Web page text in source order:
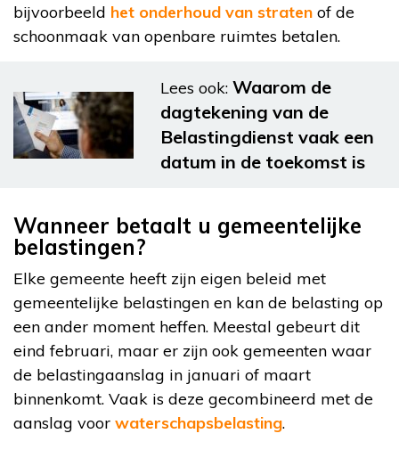
bijvoorbeeld het onderhoud van straten of de
schoonmaak van openbare ruimtes betalen.
Lees ook: Waarom de
dagtekening van de
Belastingdienst vaak een
datum in de toekomst is
Wanneer betaalt u gemeentelijke
belastingen?
Elke gemeente heeft zijn eigen beleid met
gemeentelijke belastingen en kan de belasting op
een ander moment heffen. Meestal gebeurt dit
eind februari, maar er zijn ook gemeenten waar
de belastingaanslag in januari of maart
binnenkomt. Vaak is deze gecombineerd met de
aanslag voor waterschapsbelasting.